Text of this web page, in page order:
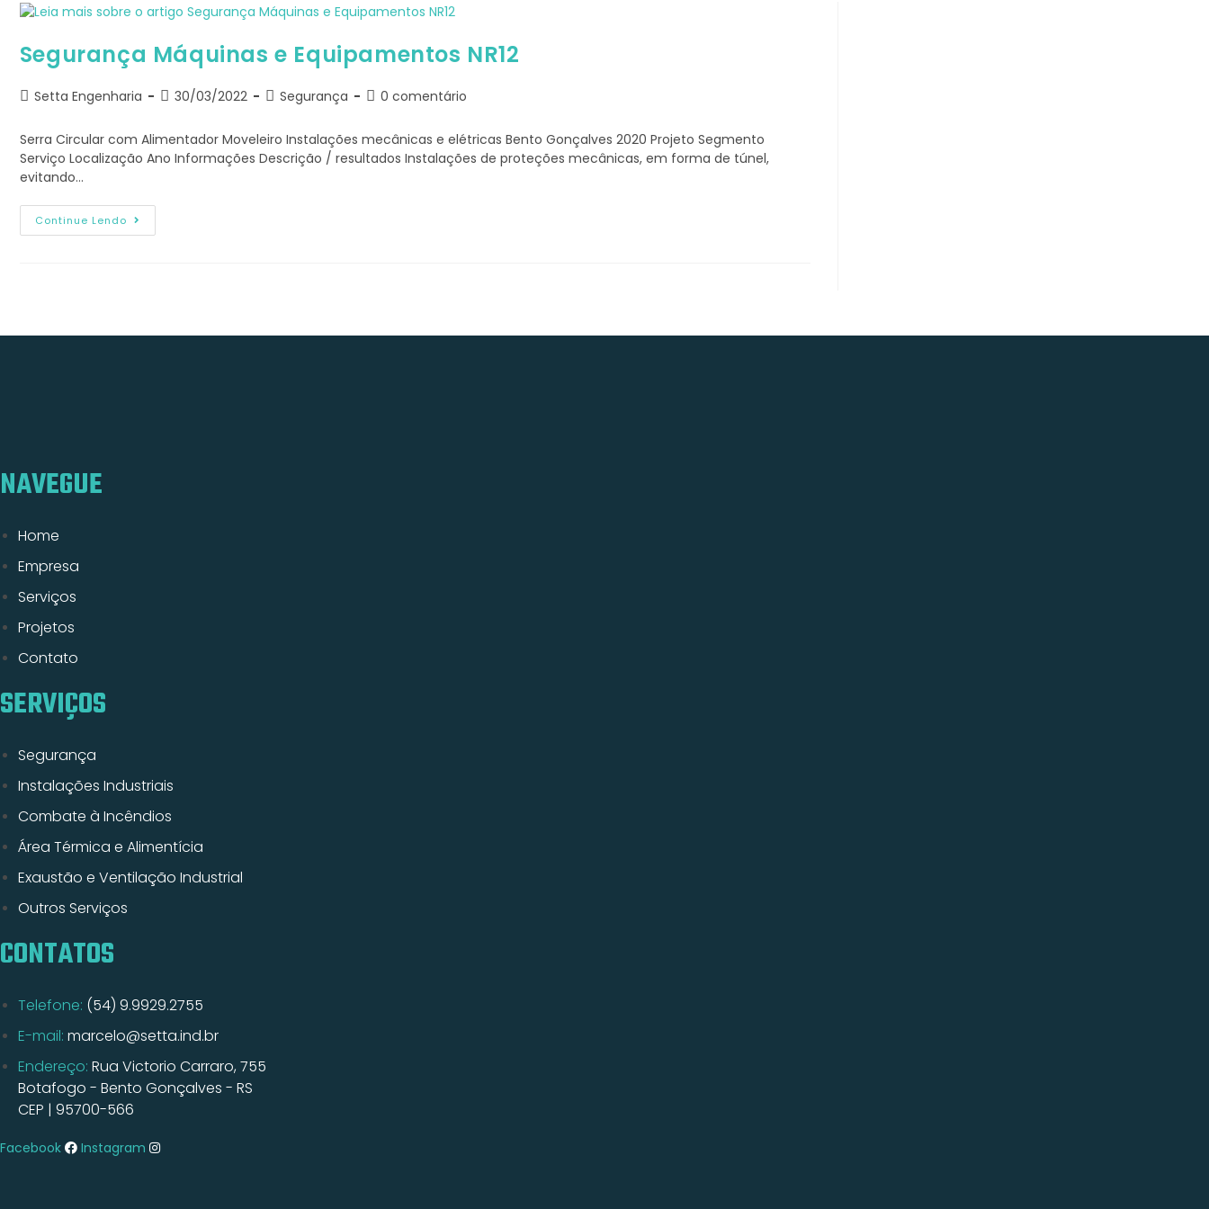
Segurança Máquinas e Equipamentos NR12
Autor
post:
Setta Engenharia
Post30/03/2022
Categoria
post:
Segurança
Comentários
post:
0 comentário
Serra Circular com Alimentador Moveleiro Instalações mecânicas e elétricas Bento Gonçalves 2020 Projeto Segmento
Serviço Localização Ano Informações Descrição / resultados Instalações de proteções mecânicas, em forma de túnel,
evitando…
Continue LendoSegurança
Máquinas
NAVEGUE
Home
Empresa
Serviços
Projetos
Contato
SERVIÇOS
Segurança
Instalações Industriais
Combate à Incêndios
Área Térmica e Alimentícia
Exaustão e Ventilação Industrial
Outros Serviços
CONTATOS
Telefone: (54) 9.9929.2755
E-mail: marcelo@setta.ind.br
Endereço: Rua Victorio Carraro, 755
Botafogo - Bento Gonçalves - RS
CEP | 95700-566
Facebook Instagram